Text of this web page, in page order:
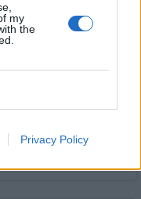
my
the
Privacy Policy
23.09.24 14:18:20